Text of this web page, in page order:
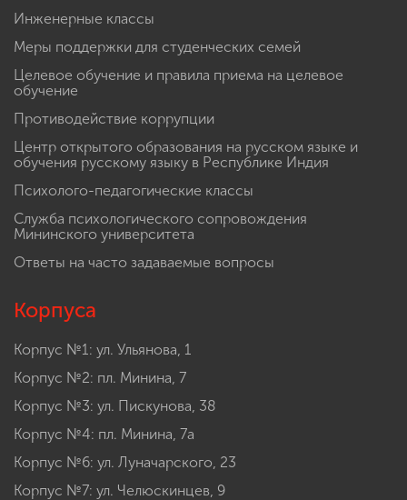
Инженерные классы
Меры поддержки для студенческих семей
Целевое обучение и правила приема на целевое
обучение
Противодействие коррупции
Центр открытого образования на русском языке и
обучения русскому языку в Республике Индия
Психолого-педагогические классы
Служба психологического сопровождения
Мининского университета
Ответы на часто задаваемые вопросы
Корпуса
Корпус №1: ул. Ульянова, 1
Корпус №2: пл. Минина, 7
Корпус №3: ул. Пискунова, 38
Корпус №4: пл. Минина, 7а
Корпус №6: ул. Луначарского, 23
Корпус №7: ул. Челюскинцев, 9